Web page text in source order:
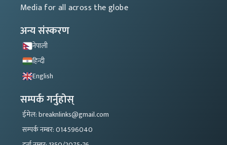
Media for all across the globe
अन्य संस्करण
नेपाली
हिन्दी
English
सम्पर्क गर्नुहोस्
ईमेल: breaknlinks@gmail.com
सम्पर्क नम्बर: 014596040